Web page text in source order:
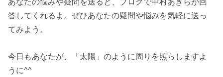
答してくれるよ。ぜひあなたの疑問や悩みを気軽に送っ
てみよう。
今日もあなたが、「太陽」のように周りを照らしますよ
うに^^